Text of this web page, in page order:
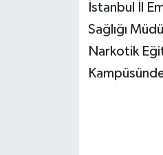
İstanbul İl
Sağlığı
Narkotik